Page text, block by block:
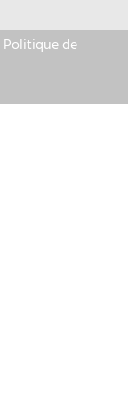
Politique de